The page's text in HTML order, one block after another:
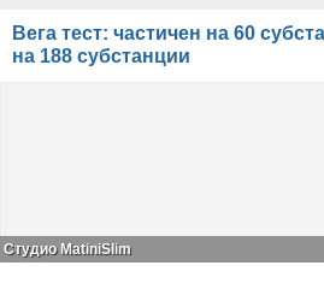
Вега тест: частичен на 60
на 188 субстанции
Студио MatiniSlim